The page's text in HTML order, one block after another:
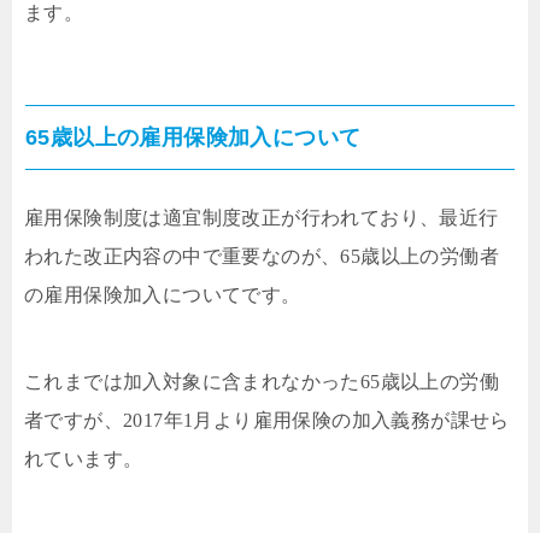
ます。
65歳以上の雇用保険加入について
雇用保険制度は適宜制度改正が行われており、最近行
われた改正内容の中で重要なのが、65歳以上の労働者
の雇用保険加入についてです。
これまでは加入対象に含まれなかった65歳以上の労働
者ですが、2017年1月より雇用保険の加入義務が課せら
れています。